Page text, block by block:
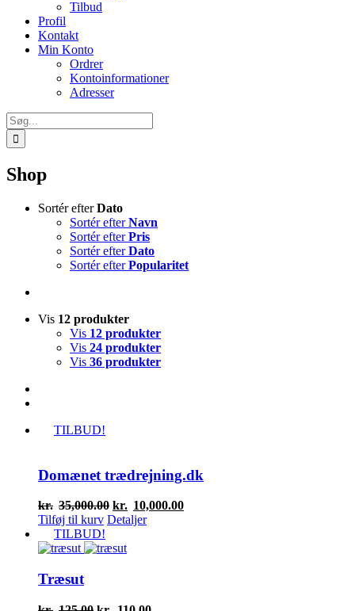
Tilbud
Profil
Kontakt
Min Konto
Ordrer
Kontoinformationer
Adresser
Søg
efter:
Shop
Sortér efterDato
Sortér efterNavn
Sortér efterPris
Sortér efterDato
Sortér efterPopularitet
Vis 12 produkter
Vis 12 produkter
Vis 24 produkter
Vis 36 produkter
TILBUD!
Domænet trædrejning.dk
kr. 35,000.00 Den
oprindelige
var:
kr. 10,000.00Den
Tilføj til kurv Detaljer
TILBUD!
Træsut